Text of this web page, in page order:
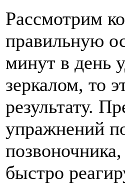
Рассмотрим
правильную
минут в день
зеркалом, то
результату.
упражнений
быстро